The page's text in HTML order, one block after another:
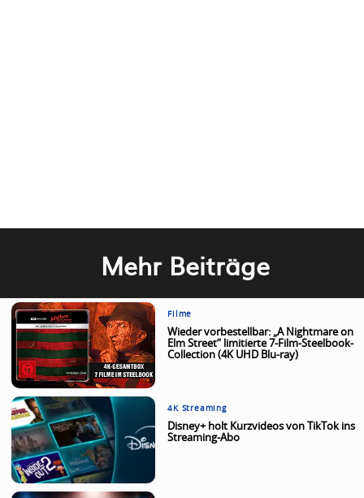
Mehr Beiträge
Filme
Wieder vorbestellbar: „A Nightmare on
Elm Street“ limitierte 7-Film-Steelbook-
Collection (4K UHD Blu-ray)
4K Streaming
Disney+ holt Kurzvideos von TikTok ins
Streaming-Abo